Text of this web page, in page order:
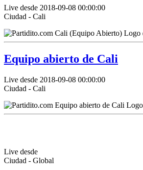
Live desde 2018-09-08 00:00:00
Ciudad - Cali
Equipo abierto de Cali
Live desde 2018-09-08 00:00:00
Ciudad - Cali
Live desde
Ciudad - Global